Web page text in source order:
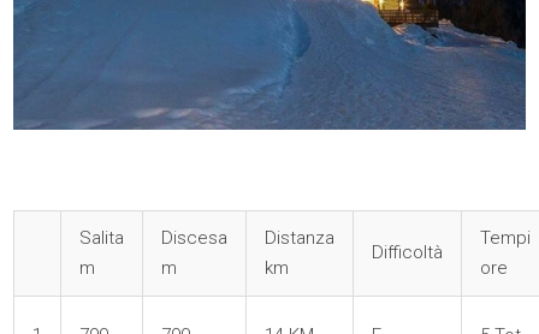
Salita
m
Discesa
m
Distanza
km
Difficoltà
Tempi
ore